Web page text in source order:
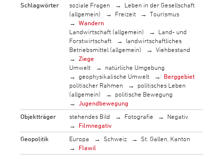
Schlagwörter
soziale Fragen
Leben in der Gesellschaft
(allgemein)
Freizeit
Tourismus
Wandern
Landwirtschaft (allgemein)
Land- und
Forstwirtschaft
landwirtschaftliches
Betriebsmittel (allgemein)
Viehbestand
Ziege
Umwelt
natürliche Umgebung
geophysikalische Umwelt
Berggebiet
politischer Rahmen
politisches Leben
(allgemein)
politische Bewegung
Jugendbewegung
Objektträger
stehendes Bild Fotografie
Negativ
Filmnegativ
Geopolitik
Europa Schweiz
St. Gallen, Kanton
Flawil